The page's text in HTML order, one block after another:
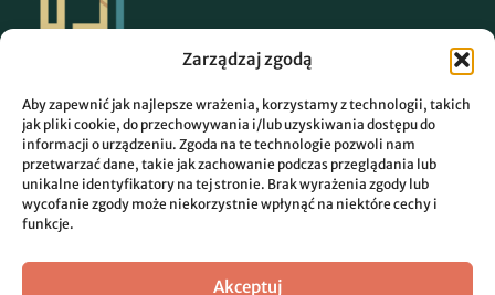
Zarządzaj zgodą
Aby zapewnić jak najlepsze wrażenia, korzystamy z technologii, takich
jak pliki cookie, do przechowywania i/lub uzyskiwania dostępu do
informacji o urządzeniu. Zgoda na te technologie pozwoli nam
przetwarzać dane, takie jak zachowanie podczas przeglądania lub
unikalne identyfikatory na tej stronie. Brak wyrażenia zgody lub
wycofanie zgody może niekorzystnie wpłynąć na niektóre cechy i
funkcje.
Akceptuj
Nasze usługi
Usługi dodatkowe
Poznaj nas
Dlaczego my?
Regulamin